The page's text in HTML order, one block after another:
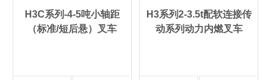
H3C系列-4-5吨小轴距
（标准/短后悬）叉车
H3系列2-3.5t配软连接传
动系列动力内燃叉车